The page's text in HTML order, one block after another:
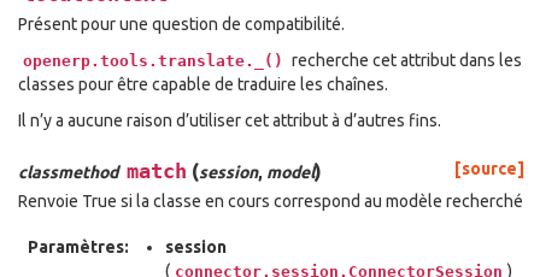
Présent pour une question de compatibilité.
openerp.tools.translate._() recherche cet attribut dans les
classes pour être capable de traduire les chaînes.
Il n’y a aucune raison d’utiliser cet attribut à d’autres fins.
classmethod match (session, model)
[source]
Renvoie True si la classe en cours correspond au modèle recherché
Paramètres:
session
( connector.session.ConnectorSession )